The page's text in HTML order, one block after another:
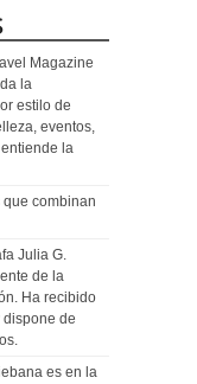
Magazine
la
estilo de
eventos,
la
combinan
Julia G.
de la
Ha recibido
dispone de
es en la